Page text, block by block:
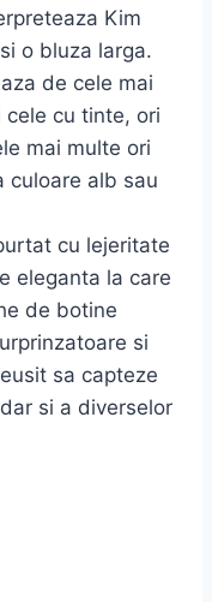
Kim
o bluza larga.
de cele mai
cele cu tinte, ori
mai multe ori
culoare alb sau
cu lejeritate
eleganta la care
de botine
si
sa capteze
si a diverselor